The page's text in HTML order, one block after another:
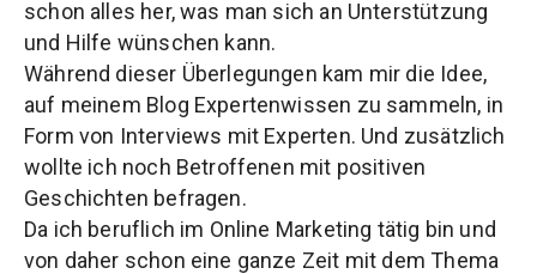
schon alles her, was man sich an Unterstützung
und Hilfe wünschen kann.
Während dieser Überlegungen kam mir die Idee,
auf meinem Blog Expertenwissen zu sammeln, in
Form von Interviews mit Experten. Und zusätzlich
wollte ich noch Betroffenen mit positiven
Geschichten befragen.
Da ich beruflich im Online Marketing tätig bin und
von daher schon eine ganze Zeit mit dem Thema